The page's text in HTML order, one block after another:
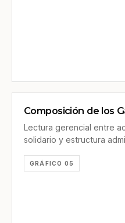
Composición de los
Lectura gerencial entre
solidario y estructura
GRÁFICO 05